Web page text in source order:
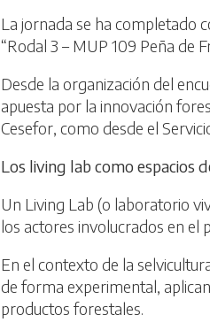
La jornada se ha completado
“Rodal 3 – MUP 109 Peña de
Desde la organización del
apuesta por la innovación
Cesefor, como desde el
Los living lab como espacios
Un Living Lab (o laboratorio
los actores involucrados en el
En el contexto de la
de forma experimental,
productos forestales.